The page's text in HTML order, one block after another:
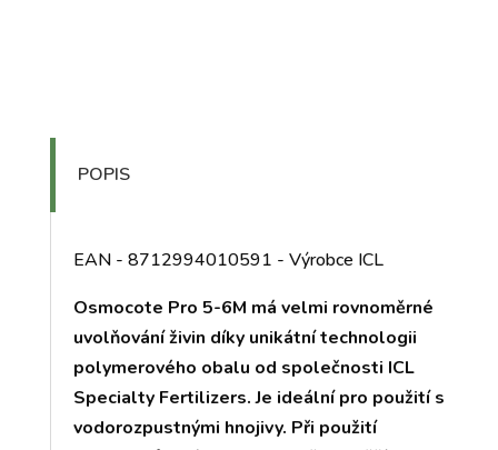
POPIS
EAN - 8712994010591 - Výrobce ICL
Osmocote Pro 5-6M má velmi rovnoměrné
uvolňování živin díky unikátní technologii
polymerového obalu od společnosti ICL
Specialty Fertilizers. Je ideální pro použití s
vodorozpustnými hnojivy. Při použití